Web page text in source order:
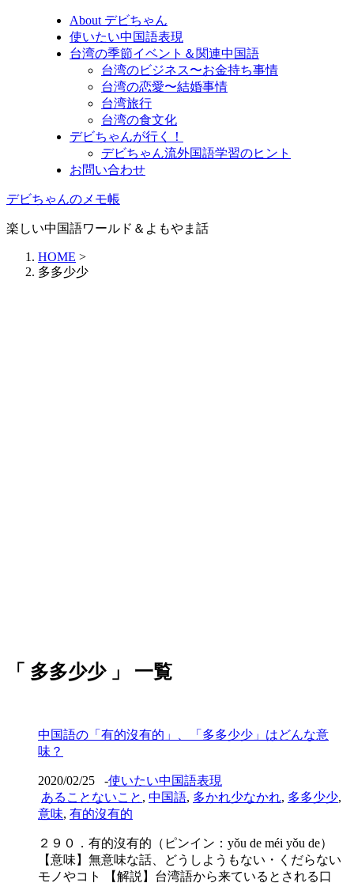
About デビちゃん
使いたい中国語表現
台湾の季節イベント＆関連中国語
台湾のビジネス〜お金持ち事情
台湾の恋愛〜結婚事情
台湾旅行
台湾の食文化
デビちゃんが行く！
デビちゃん流外国語学習のヒント
お問い合わせ
デビちゃんのメモ帳
楽しい中国語ワールド＆よもやま話
HOME >
多多少少
「 多多少少 」 一覧
中国語の「有的沒有的」、「多多少少」はどんな意
味？
2020/02/25 -使いたい中国語表現
あることないこと , 中国語, 多かれ少なかれ, 多多少少,
意味, 有的沒有的
２９０．有的沒有的（ピンイン：yǒu de méi yǒu de）
【意味】無意味な話、どうしようもない・くだらない
モノやコト 【解説】台湾語から来ているとされる口